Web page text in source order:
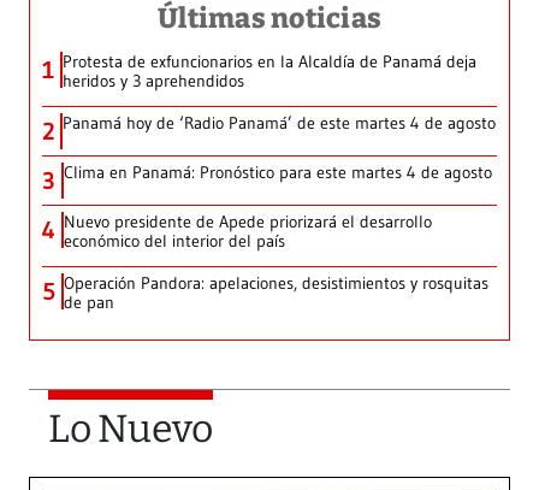
Últimas noticias
1 Protesta de exfuncionarios en la Alcaldía de Panamá deja
heridos y 3 aprehendidos
2 Panamá hoy de ‘Radio Panamá’ de este martes 4 de agosto
3 Clima en Panamá: Pronóstico para este martes 4 de agosto
4 Nuevo presidente de Apede priorizará el desarrollo
económico del interior del país
5 Operación Pandora: apelaciones, desistimientos y rosquitas
de pan
Lo Nuevo